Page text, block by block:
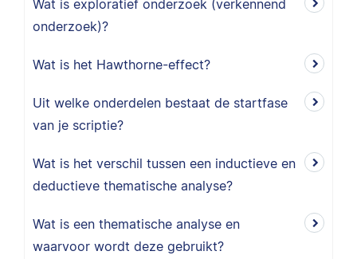
Wat is exploratief onderzoek (verkennend
onderzoek)?
Wat is het Hawthorne-effect?
Uit welke onderdelen bestaat de startfase
van je scriptie?
Wat is het verschil tussen een inductieve en
deductieve thematische analyse?
Wat is een thematische analyse en
waarvoor wordt deze gebruikt?